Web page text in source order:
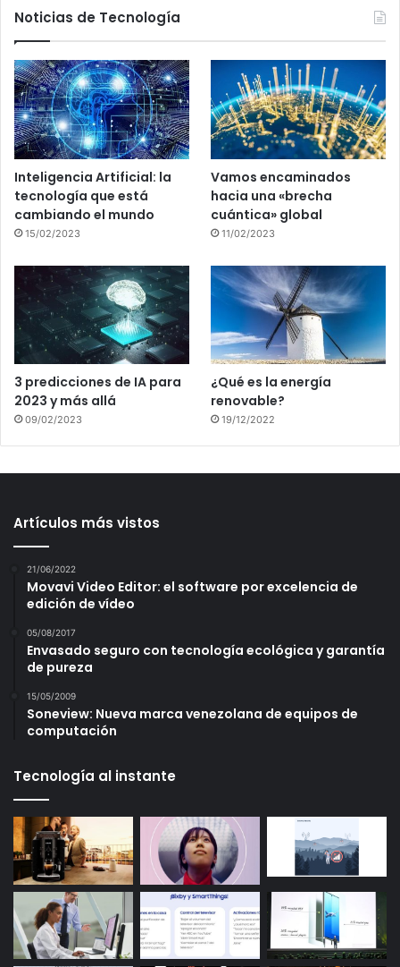
Noticias de Tecnología
Inteligencia Artificial: la
tecnología que está
cambiando el mundo
15/02/2023
Vamos encaminados
hacia una «brecha
cuántica» global
11/02/2023
3 predicciones de IA para
2023 y más allá
09/02/2023
¿Qué es la energía
renovable?
19/12/2022
Artículos más vistos
21/06/2022
Movavi Video Editor: el software por excelencia de
edición de vídeo
05/08/2017
Envasado seguro con tecnología ecológica y garantía
de pureza
15/05/2009
Soneview: Nueva marca venezolana de equipos de
computación
Tecnología al instante